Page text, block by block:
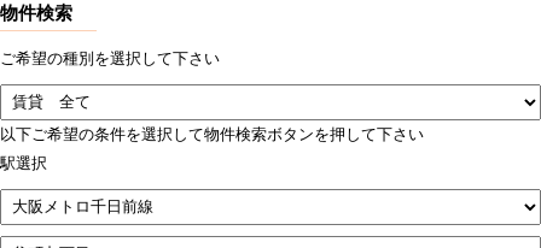
物件検索
ご希望の種別を選択して下さい
以下ご希望の条件を選択して物件検索ボタンを押して下さい
駅選択